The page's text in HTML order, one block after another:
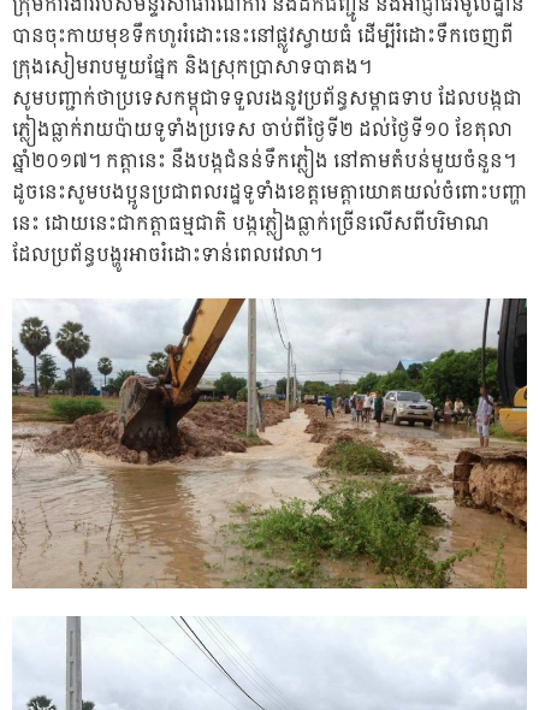
បានចុះកាយមុខទឹកហូររំដោះនេះនៅផ្លូវស្វាយធំ ដើម្បីរំដោះទឹកចេញពី
ក្រុងសៀមរាបមួយផ្នែក និងស្រុកប្រាសាទបាគង។
សូមបញ្ជាក់ថាប្រទេសកម្ពុជាទទួលរងនូវប្រព័ន្ធសម្ពាធទាប ដែលបង្កជា
ភ្លៀងធ្លាក់រាយប៉ាយទូទាំងប្រទេស ចាប់ពីថ្ងៃទី២ ដល់ថ្ងៃទី១០ ខែតុលា
ឆ្នាំ២០១៧។ កត្តានេះ នឹងបង្កជំនន់ទឹកភ្លៀង នៅតាមតំបន់មួយចំនួន។
ដូចនេះសូមបងប្អូនប្រជាពលរដ្ឋទូទាំងខេត្តមេត្តាយោគយល់ចំពោះបញ្ហា
នេះ ដោយនេះជាកត្តាធម្មជាតិ បង្កភ្លៀងធ្លាក់ច្រើនលើសពីបរិមាណ
ដែលប្រព័ន្ធបង្ហូរអាចរំដោះទាន់ពេលវេលា។